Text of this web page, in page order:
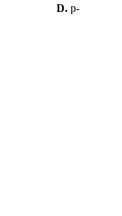
D. p-